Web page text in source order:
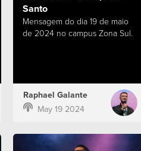
Santo
Mensagem do dia 19 de maio
de 2024 no campus Zona Sul.
Raphael Galante
May 19 2024